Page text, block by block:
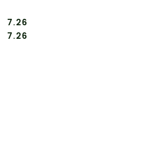
Cena:
7.26
Cena:
7.26